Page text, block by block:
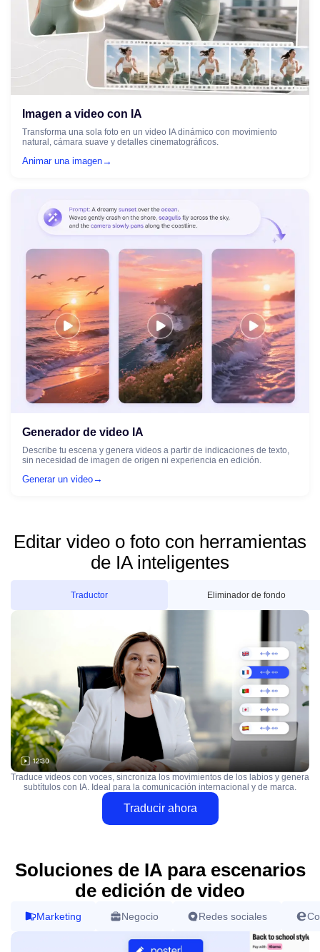
Imagen a video con IA
Transforma una sola foto en un video IA dinámico con movimiento
natural, cámara suave y detalles cinematográficos.
Animar una imagen→
Generador de video IA
Describe tu escena y genera videos a partir de indicaciones de texto,
sin necesidad de imagen de origen ni experiencia en edición.
Generar un video→
Editar video o foto con herramientas
de IA inteligentes
Traductor Eliminador de fondo
Traduce videos con voces, sincroniza los movimientos de los labios y genera
subtítulos con IA. Ideal para la comunicación internacional y de marca.
Traducir ahora
Soluciones de IA para escenarios
de edición de video
Marketing Negocio Redes sociales